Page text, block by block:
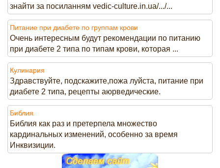
знайти за посиланням vedic-culture.in.ua/.../...
Питание при диабете по группам крови
Очень интересным будут рекомендации по питанию
при диабете 2 типа по типам крови, которая ...
Кулинария
Здравствуйте, подскажите,пожа луйста, питание при
диабете 2 типа, рецепты аюрведические.
Библия
Библия как раз и претерпела множество
кардинальных изменений, особенно за время
Инквизиции.